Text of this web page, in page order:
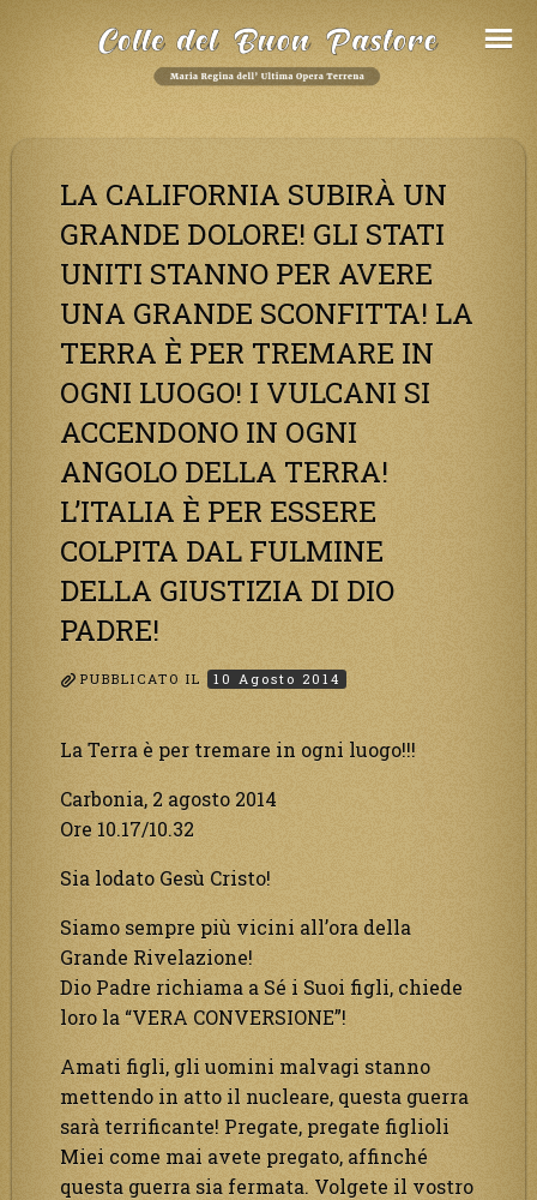
LA CALIFORNIA SUBIRÀ UN
GRANDE DOLORE! GLI STATI
UNITI STANNO PER AVERE
UNA GRANDE SCONFITTA! LA
TERRA È PER TREMARE IN
OGNI LUOGO! I VULCANI SI
ACCENDONO IN OGNI
ANGOLO DELLA TERRA!
L’ITALIA È PER ESSERE
COLPITA DAL FULMINE
DELLA GIUSTIZIA DI DIO
PADRE!
PUBBLICATO IL 10 Agosto 2014
La Terra è per tremare in ogni luogo!!!
Carbonia, 2 agosto 2014
Ore 10.17/10.32
Sia lodato Gesù Cristo!
Siamo sempre più vicini all’ora della
Grande Rivelazione!
Dio Padre richiama a Sé i Suoi figli, chiede
loro la “VERA CONVERSIONE”!
Amati figli, gli uomini malvagi stanno
mettendo in atto il nucleare, questa guerra
sarà terrificante! Pregate, pregate figlioli
Miei come mai avete pregato, affinché
questa guerra sia fermata. Volgete il vostro